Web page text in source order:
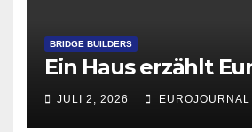
BRIDGE BUILDERS
Ein Haus erzählt
JULI 2, 2026 EUROJOURNAL